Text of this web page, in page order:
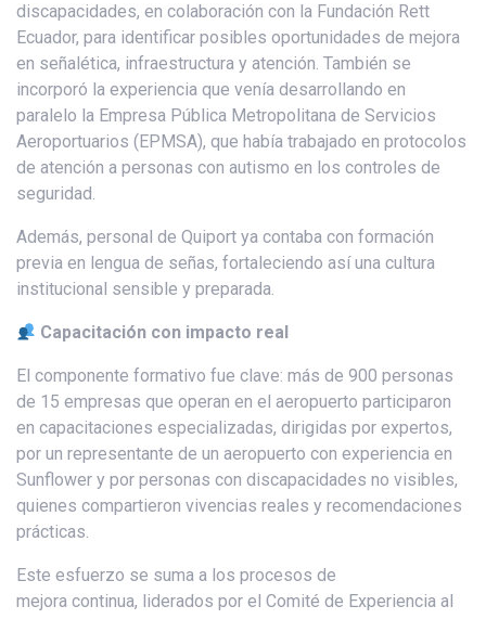
discapacidades, en colaboración con la Fundación Rett
Ecuador, para identificar posibles oportunidades de mejora
en señalética, infraestructura y atención. También se
incorporó la experiencia que venía desarrollando en
paralelo la Empresa Pública Metropolitana de Servicios
Aeroportuarios (EPMSA), que había trabajado en protocolos
de atención a personas con autismo en los controles de
seguridad.
Además, personal de Quiport ya contaba con formación
previa en lengua de señas, fortaleciendo así una cultura
institucional sensible y preparada.
Capacitación con impacto real
El componente formativo fue clave: más de 900 personas
de 15 empresas que operan en el aeropuerto participaron
en capacitaciones especializadas, dirigidas por expertos,
por un representante de un aeropuerto con experiencia en
Sunflower y por personas con discapacidades no visibles,
quienes compartieron vivencias reales y recomendaciones
prácticas.
Este esfuerzo se suma a los procesos de
mejora continua, liderados por el Comité de Experiencia al